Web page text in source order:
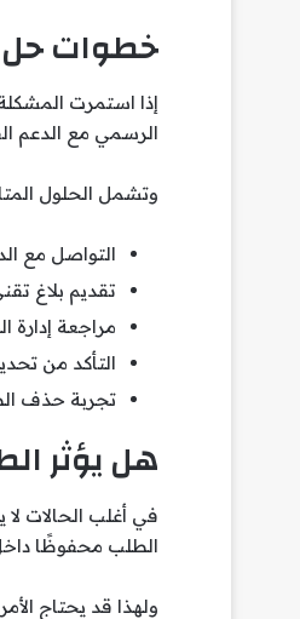
خطوات حل
إذا استمرت
الرسمي مع الدعم
وتشمل الحلول
التواصل مع
تقديم بلاغ
مراجعة إدارة
التأكد من
تجربة حذف
هل يؤثر
في أغلب الحالات
الطلب محفوظًا
ولهذا قد يحتاج